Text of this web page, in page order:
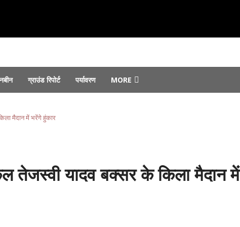
ग्राउंड रिपोर्ट पर्यावरण MORE
August 8, 2026
सौंपे गए...
August 7, 2026
मैदान में भरेंगे हुंकार
तेजस्वी यादव बक्सर के किला मैदान में